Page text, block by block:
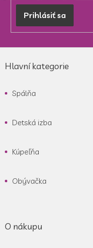
Prihlásiť sa
Hlavní kategorie
Spálňa
Detská izba
Kúpeľňa
Obývačka
O nákupu